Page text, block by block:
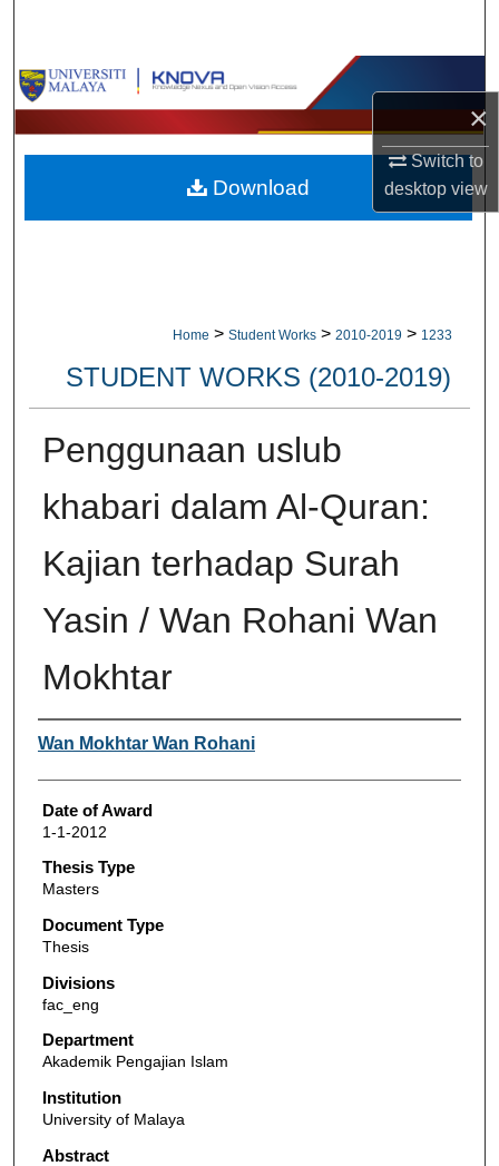
×
Switch to
desktopview
Browse Collections
My Account
About
Home > Student Works > 2010-2019 > 1233
STUDENT WORKS (2010-2019)
Penggunaan uslub
khabari dalam Al-Quran:
Kajian terhadap Surah
Yasin / Wan Rohani Wan
Mokhtar
Author
Wan Mokhtar Wan Rohani
Date of Award
1-1-2012
Thesis Type
Masters
Document Type
Thesis
Divisions
fac_eng
Department
Akademik Pengajian Islam
Institution
University of Malaya
Abstract
Download